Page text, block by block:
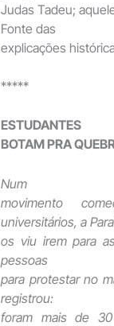
Judas Tadeu;
Fonte das
explicações
*****
ESTUDANTES
BOTAM PRA
Num
movimento
universitários, a
os viu irem para
pessoas
para protestar no
registrou:
foram mais de 30